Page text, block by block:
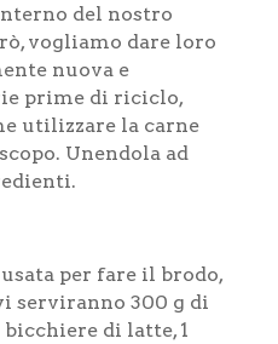
del nostro
vogliamo dare loro
nuova e
prime di riciclo,
utilizzare la carne
Unendola ad
per fare il brodo,
serviranno 300 g di
bicchiere di latte, 1